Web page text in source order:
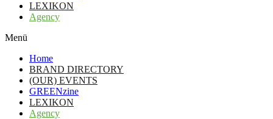
LEXIKON
Agency
Menü
Home
BRAND DIRECTORY
(OUR) EVENTS
GREENzine
LEXIKON
Agency